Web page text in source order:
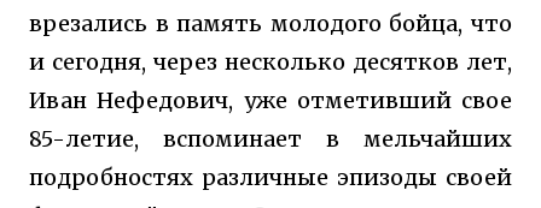
врезались в память молодого бойца, что
и сегодня, через несколько десятков лет,
Иван Нефедович, уже отметивший свое
85-летие, вспоминает в мельчайших
подробностях различные эпизоды своей